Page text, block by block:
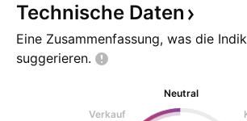
Technische Daten
Eine Zusammenfassung, was die
suggerieren.
Neutral
Verkauf